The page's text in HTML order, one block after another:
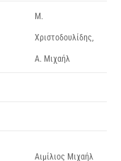
Μ.
Χριστοδουλίδης,
Α. Μιχαήλ
Αιμίλιος Μιχαήλ